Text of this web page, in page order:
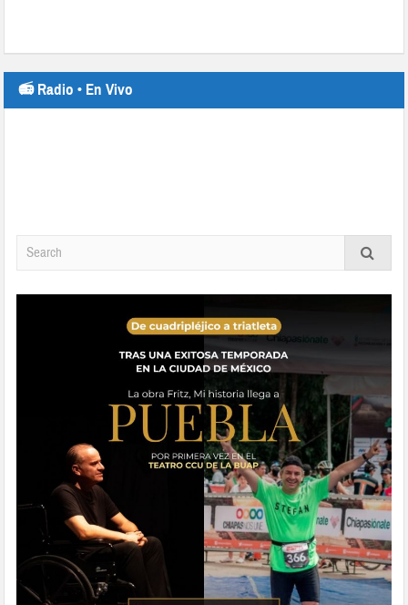
📻 Radio • En Vivo